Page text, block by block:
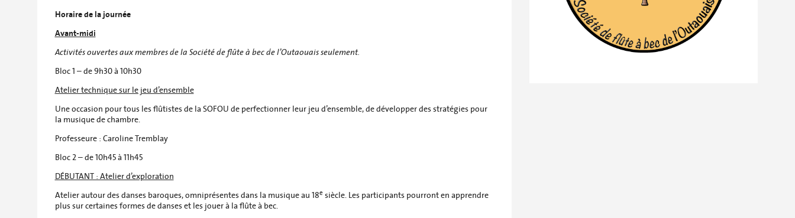
Horaire de la journée
Avant-midi
Activités ouvertes aux membres de la Société de flûte à bec de l’Outaouais seulement.
Bloc 1 – de 9h30 à 10h30
Atelier technique sur le jeu d’ensemble
Une occasion pour tous les flûtistes de la SOFOU de perfectionner leur jeu d’ensemble, de développer des stratégies pour
la musique de chambre.
Professeure : Caroline Tremblay
Bloc 2 – de 10h45 à 11h45
DÉBUTANT : Atelier d’exploration
Atelier autour des danses baroques, omniprésentes dans la musique au 18e siècle. Les participants pourront en apprendre
plus sur certaines formes de danses et les jouer à la flûte à bec.